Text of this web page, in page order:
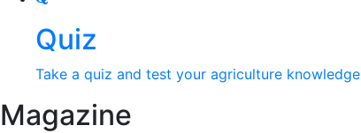
Quiz
Take a quiz and test your agriculture knowledge
Magazine